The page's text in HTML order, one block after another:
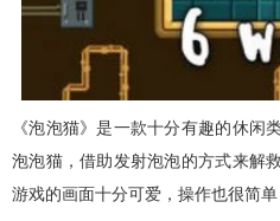
《泡泡猫》是一款十分有趣的休闲
泡泡猫，借助发射泡泡的方式来解
游戏的画面十分可爱，操作也很简